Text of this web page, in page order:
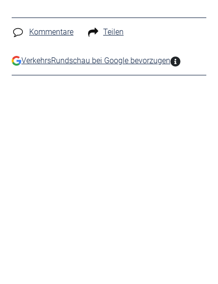
Kommentare Teilen
VerkehrsRundschau bei Google bevorzugen